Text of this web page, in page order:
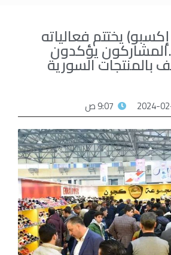
يختتم فعالياته
يؤكدون
بالمنتجات السورية
2024- 9:07 ص